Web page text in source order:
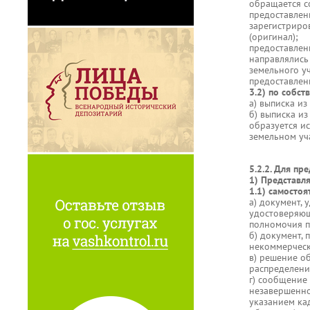
обращается
(оригинал);
земельного
3.2) по
а) выписка
б) выписка
образуется
земельном
5.2.2. Для
1)
1.1)
а) документ,
полномочия
б) документ,
в) решение
г) сообщение
указанием